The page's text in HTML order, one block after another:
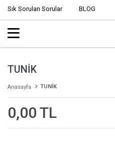
Sık Sorulan Sorular BLOG
TUNİK
Anasayfa TUNİK
0,00 TL